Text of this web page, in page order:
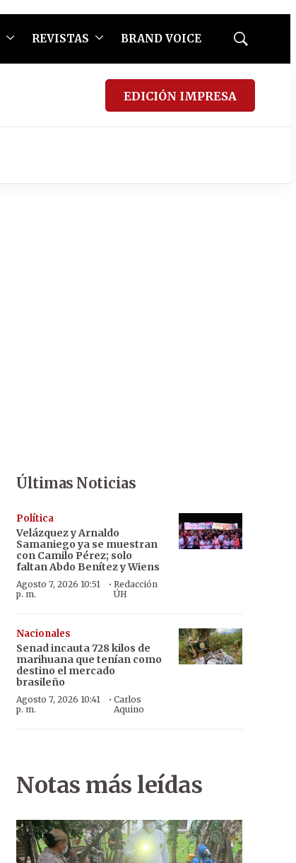
REVISTAS BRAND VOICE
Mostrar
EDICIÓN IMPRESA
Últimas Noticias
Política
Velázquez y Arnaldo
Samaniego ya se muestran
con Camilo Pérez; solo
faltan Abdo Benítez y Wiens
Agosto 7, 2026 10:51
p. m.
·Redacción
ÚH
Nacionales
Senad incauta 728 kilos de
marihuana que tenían como
destino el mercado
brasileño
Agosto 7, 2026 10:41
p. m.
· Carlos
Aquino
Notas más leídas